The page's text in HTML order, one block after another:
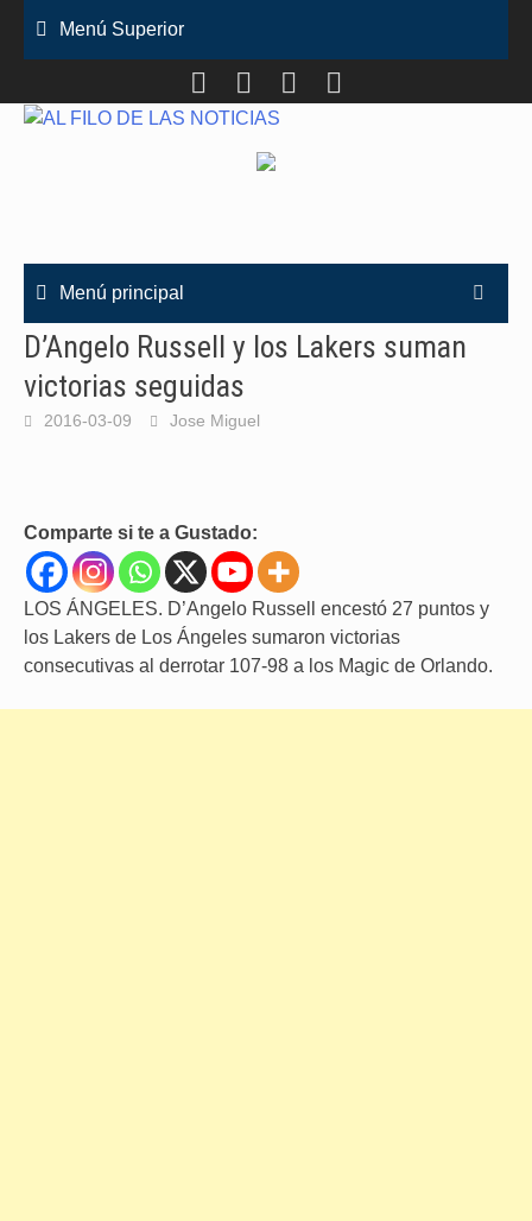
Menú Superior
Menú principal
D’Angelo Russell y los Lakers suman
victorias seguidas
2016-03-09 Jose Miguel
Comparte si te a Gustado:
LOS ÁNGELES. D’Angelo Russell encestó 27 puntos y
los Lakers de Los Ángeles sumaron victorias
consecutivas al derrotar 107-98 a los Magic de Orlando.